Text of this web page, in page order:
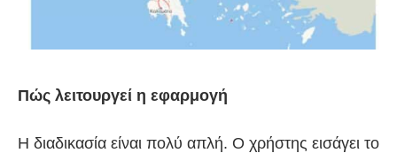
Πώς λειτουργεί η εφαρμογή
Η διαδικασία είναι πολύ απλή. Ο χρήστης εισάγει το